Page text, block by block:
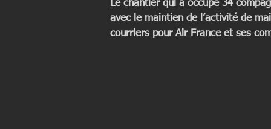
Le chantier qui a occupé 34
avec le maintien de l’activité de
courriers pour Air France et ses